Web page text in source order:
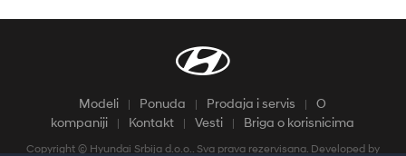
Modeli Ponuda Prodaja i servis
O
kompaniji
Kontakt Vesti Briga o korisnicima
Copyright © Hyundai Srbija d.o.o.. Sva prava rezervisana. Developed by